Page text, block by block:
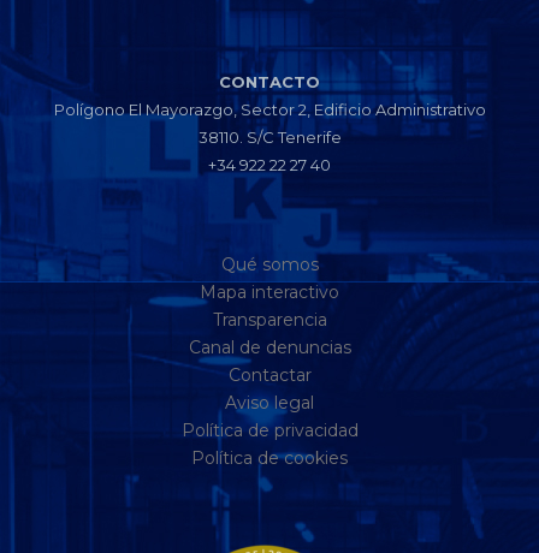
CONTACTO
Polígono El Mayorazgo, Sector 2, Edificio Administrativo
38110. S/C Tenerife
+34 922 22 27 40
Qué somos
Mapa interactivo
Transparencia
Canal de denuncias
Contactar
Aviso legal
Política de privacidad
Política de cookies